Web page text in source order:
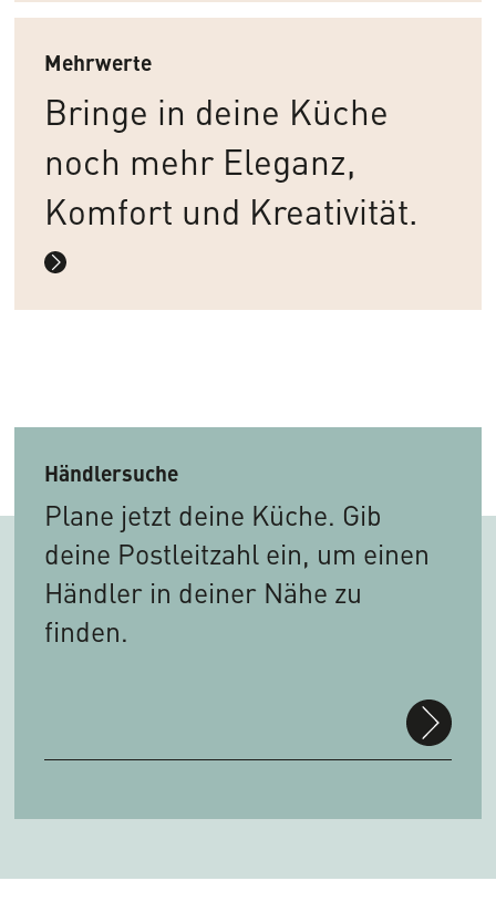
Mehrwerte
Bringe in deine Küche
noch mehr Eleganz,
Komfort und Kreativität.
Händlersuche
Plane jetzt deine Küche. Gib
deine Postleitzahl ein, um einen
Händler in deiner Nähe zu
finden.
suchen